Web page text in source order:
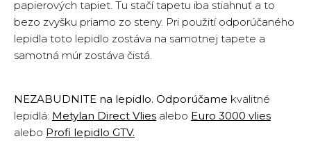
papierových tapiet. Tu stačí tapetu iba stiahnuť a to
bezo zvyšku priamo zo steny. Pri použití odporúčaného
lepidla toto lepidlo zostáva na samotnej tapete a
samotná múr zostáva čistá.
NEZABUDNITE na lepidlo. Odporúčame kvalitné
lepidlá: Metylan Direct Vlies alebo Euro 3000 vlies
alebo Profi lepidlo GTV.